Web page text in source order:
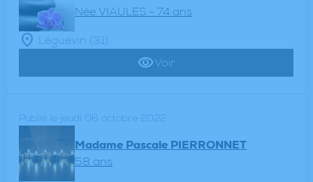
Née VIAULES - 74 ans
Léguevin (31)
Voir
Publié le jeudi 06 octobre 2022
Madame Pascale PIERRONNET
58 ans